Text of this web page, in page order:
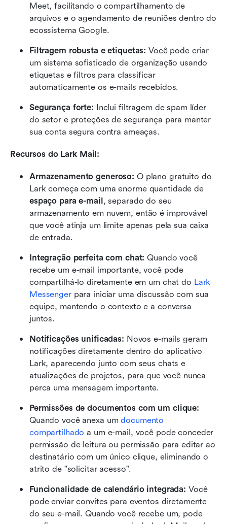
Meet, facilitando o compartilhamento de
arquivos e o agendamento de reuniões dentro do
ecossistema Google.
Filtragem robusta e etiquetas: Você pode criar
um sistema sofisticado de organização usando
etiquetas e filtros para classificar
automaticamente os e-mails recebidos.
Segurança forte: Inclui filtragem de spam líder
do setor e proteções de segurança para manter
sua conta segura contra ameaças.
Recursos do Lark Mail:
Armazenamento generoso: O plano gratuito do
Lark começa com uma enorme quantidade de
espaço para e-mail, separado do seu
armazenamento em nuvem, então é improvável
que você atinja um limite apenas pela sua caixa
de entrada.
Integração perfeita com chat: Quando você
recebe um e-mail importante, você pode
compartilhá-lo diretamente em um chat do Lark
Messenger para iniciar uma discussão com sua
equipe, mantendo o contexto e a conversa
juntos.
Notificações unificadas: Novos e-mails geram
notificações diretamente dentro do aplicativo
Lark, aparecendo junto com seus chats e
atualizações de projetos, para que você nunca
perca uma mensagem importante.
Permissões de documentos com um clique:
Quando você anexa um documento
compartilhado a um e-mail, você pode conceder
permissão de leitura ou permissão para editar ao
destinatário com um único clique, eliminando o
atrito de "solicitar acesso".
Funcionalidade de calendário integrada: Você
pode enviar convites para eventos diretamente
do seu e-mail. Quando você recebe um, pode